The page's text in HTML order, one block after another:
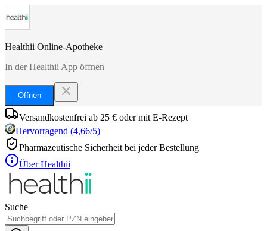
Healthii Online-Apotheke
In der Healthii App öffnen
Öffnen
Versandkostenfrei ab 25 € oder mit E-Rezept
Hervorragend (4,66/5)
Pharmazeutische Sicherheit bei jeder Bestellung
Über Healthii
Suche